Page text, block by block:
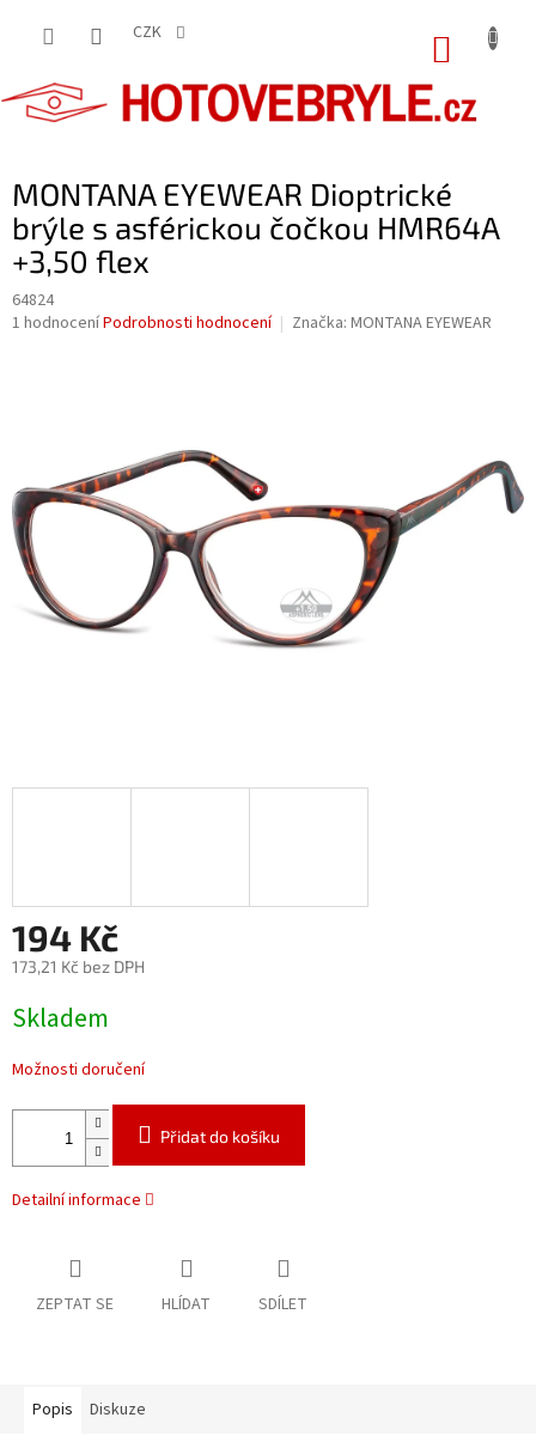
CZK
MONTANA EYEWEAR Dioptrické
brýle s asférickou čočkou HMR64A
+3,50 flex
64824
Průměrné
hvězdiček.
1 hodnoceníPodrobnosti hodnocení Značka: MONTANA EYEWEAR
194 Kč
173,21 Kč bez DPH
cena:
Skladem
Možnosti doručení
Přidat do košíku
Detailní informace
ZEPTAT SE HLÍDAT SDÍLET
Popis Diskuze